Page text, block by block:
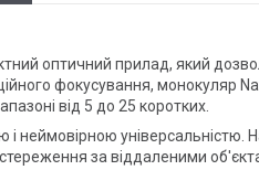
оптичний прилад, який
фокусування,
від 5 до 25 коротких.
і неймовірною
за віддаленими